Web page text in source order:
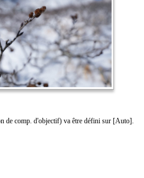
de comp. d'objectif) va être défini sur [Auto].